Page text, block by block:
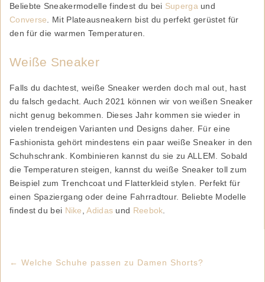
Beliebte Sneakermodelle findest du bei Superga und
Converse . Mit Plateausneakern bist du perfekt gerüstet für
den für die warmen Temperaturen.
Weiße Sneaker
Falls du dachtest, weiße Sneaker werden doch mal out, hast
du falsch gedacht. Auch 2021 können wir von weißen Sneaker
nicht genug bekommen. Dieses Jahr kommen sie wieder in
vielen trendeigen Varianten und Designs daher. Für eine
Fashionista gehört mindestens ein paar weiße Sneaker in den
Schuhschrank. Kombinieren kannst du sie zu ALLEM. Sobald
die Temperaturen steigen, kannst du weiße Sneaker toll zum
Beispiel zum Trenchcoat und Flatterkleid stylen. Perfekt für
einen Spaziergang oder deine Fahrradtour. Beliebte Modelle
findest du bei Nike ,Adidas und Reebok
← Welche Schuhe passen zu Damen Shorts?